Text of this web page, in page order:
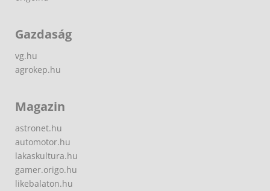
Gazdaság
vg.hu
agrokep.hu
Magazin
astronet.hu
automotor.hu
lakaskultura.hu
gamer.origo.hu
likebalaton.hu